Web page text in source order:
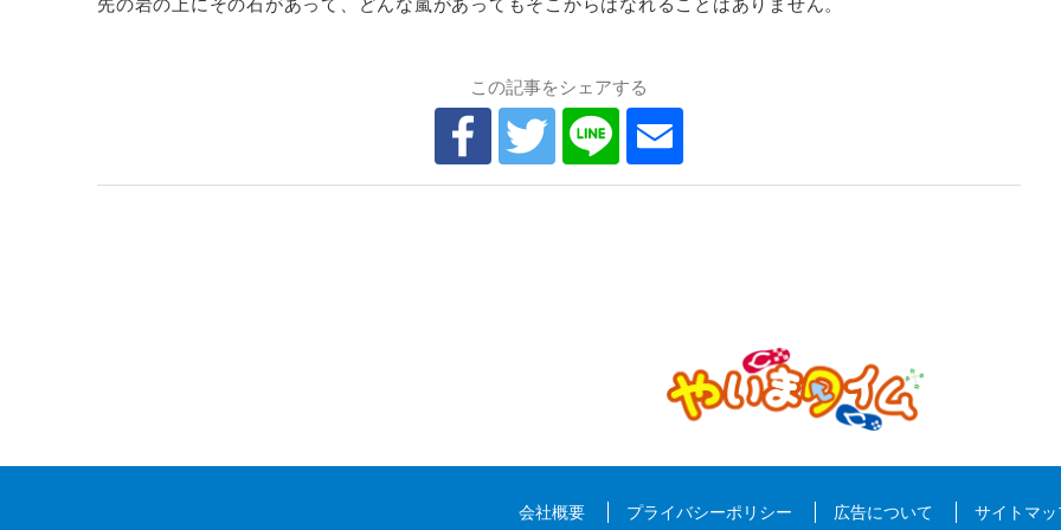
先の岩の上にその石があって、どんな嵐があってもそこからはなれることはありません。
この記事をシェアする
会社概要 プライバシーポリシー 広告について サイトマッ